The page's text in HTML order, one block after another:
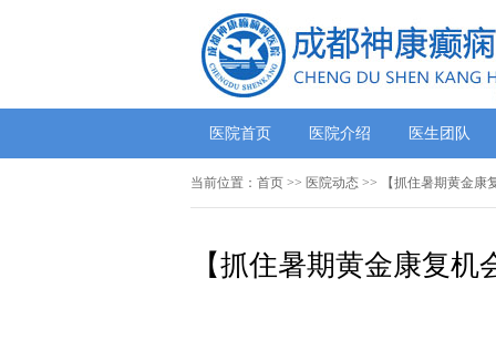
医院首页 医院介绍 医生团队
当前位置： 首页 >> 医院动态 >> 【抓住暑期黄金康
【抓住暑期黄金康复